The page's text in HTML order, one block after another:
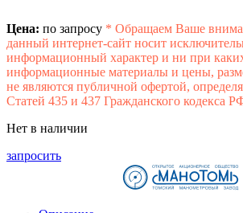
Цена: по запросу * Обращаем Ваше
данный интернет-сайт носит
информационный характер и ни при
информационные материалы и цены,
не являются публичной офертой,
Статей 435 и 437 Гражданского кодекса
Нет в наличии
запросить